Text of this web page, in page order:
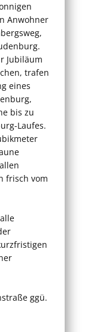
Anwohner
Jubiläum
trafen
eines
bis zu
Laufes.
frisch vom
ggü.